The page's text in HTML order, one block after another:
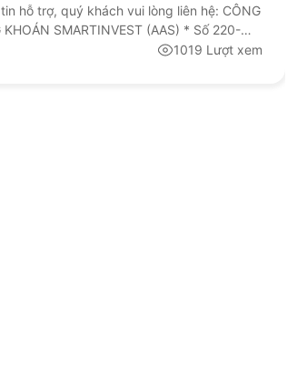
hỗ trợ, quý khách vui lòng liên hệ: CÔNG
SMARTINVEST (AAS) * Số 220-
Bằng, Phường Đống Đa, Hà Nội * Tổng
1019 Lượt xem